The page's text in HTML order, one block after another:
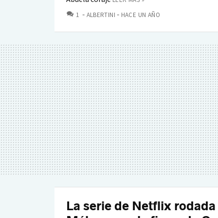
1 COMENTARIOS
ALBERTINI HACE UN AÑO
La serie de Netflix